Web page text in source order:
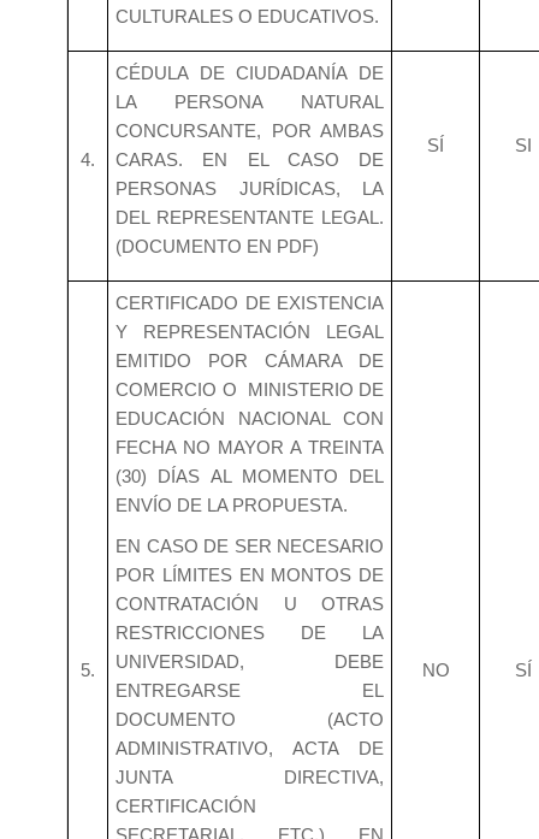
CULTURALES O EDUCATIVOS.
4.
CÉDULA DE CIUDADANÍA DE
LA PERSONA NATURAL
CONCURSANTE, POR AMBAS
CARAS. EN EL CASO DE
PERSONAS JURÍDICAS, LA
DEL REPRESENTANTE LEGAL.
(DOCUMENTO EN PDF)
SÍ SI
5.
CERTIFICADO DE EXISTENCIA
Y REPRESENTACIÓN LEGAL
EMITIDO POR CÁMARA DE
COMERCIO O MINISTERIO DE
EDUCACIÓN NACIONAL CON
FECHA NO MAYOR A TREINTA
(30) DÍAS AL MOMENTO DEL
ENVÍO DE LA PROPUESTA.
EN CASO DE SER NECESARIO
POR LÍMITES EN MONTOS DE
CONTRATACIÓN U OTRAS
RESTRICCIONES DE LA
UNIVERSIDAD, DEBE
ENTREGARSE EL
DOCUMENTO (ACTO
ADMINISTRATIVO, ACTA DE
JUNTA DIRECTIVA,
CERTIFICACIÓN
NO SÍ